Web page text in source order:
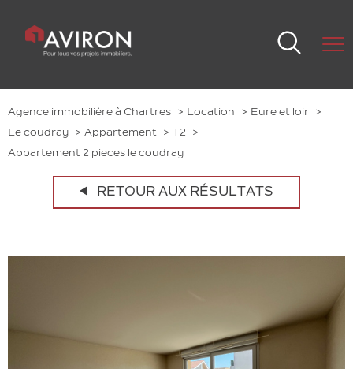
Agence immobilière à Chartres Location
Eure et loir
Le coudray
Appartement
T2
Appartement 2 pieces le coudray
RETOUR AUX RÉSULTATS